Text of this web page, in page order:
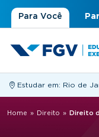
Para Você
Estudar em: Rio de
Você está
Home » Direito » Direito